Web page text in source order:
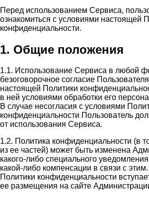
Перед использованием Сервиса,
ознакомиться с условиями настоящей
конфиденциальности.
1. Общие положения
1.1. Использование Сервиса в любой
безоговорочное согласие
настоящей Политики
в ней условиями обработки его
В случае несогласия с условиями
конфиденциальности Пользователь
от использования Сервиса.
1.2. Политика конфиденциальности (в
из ее частей) может быть изменена
какого-либо специального
какой-либо компенсации в связи с
Политики конфиденциальности
ее размещения на сайте